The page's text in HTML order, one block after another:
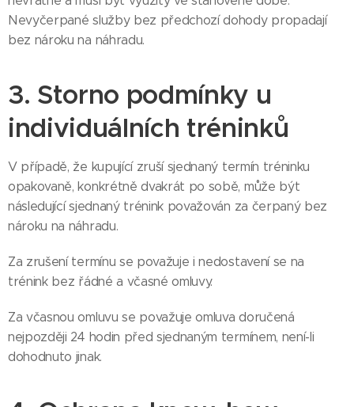
Nevyčerpané služby bez předchozí dohody propadají
bez nároku na náhradu.
3. Storno podmínky u
individuálních tréninků
V případě, že kupující zruší sjednaný termín tréninku
opakovaně, konkrétně dvakrát po sobě, může být
následující sjednaný trénink považován za čerpaný bez
nároku na náhradu.
Za zrušení termínu se považuje i nedostavení se na
trénink bez řádné a včasné omluvy.
Za včasnou omluvu se považuje omluva doručená
nejpozději 24 hodin před sjednaným termínem, není-li
dohodnuto jinak.